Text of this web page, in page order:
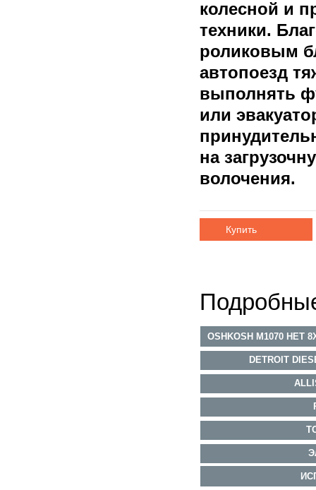
колесной и
техники.
роликовым
автопоезд
выполнять
или
на
волочения.
Купить
OSHKOSH M1070 HET
DETROIT